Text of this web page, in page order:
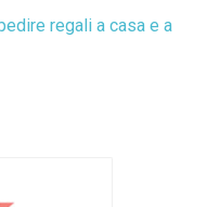
regali a casa e a